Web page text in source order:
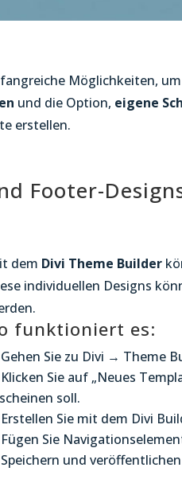
Möglichkeiten,
und die Option, eigene
erstellen.
Footer-
dem Divi Theme Builder
individuellen Designs
funktioniert es:
Gehen Sie zu Divi → Theme
Klicken Sie auf „Neues
soll.
Erstellen Sie mit dem Divi
Fügen Sie
Speichern und